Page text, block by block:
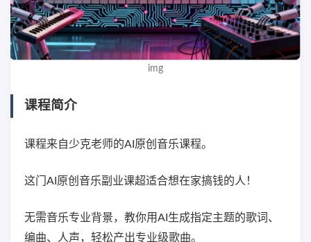
img
课程简介
课程来自少克老师的AI原创音乐课程。
这门AI原创音乐副业课超适合想在家搞钱的人！
无需音乐专业背景，教你用AI生成指定主题的歌词、
编曲、人声，轻松产出专业级歌曲。